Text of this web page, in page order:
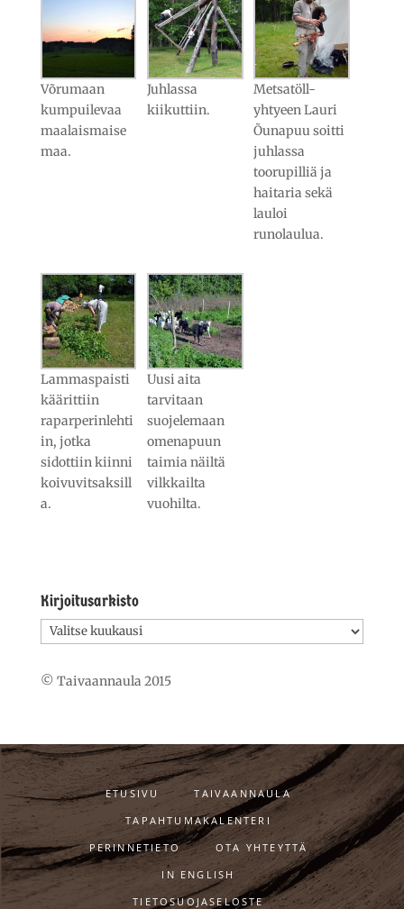
Võrumaan
kumpuilevaa
maalaismaise
maa.
Juhlassa
kiikuttiin.
Metsatöll-
yhtyeen Lauri
Õunapuu soitti
juhlassa
toorupilliä ja
haitaria sekä
lauloi
runolaulua.
Lammaspaisti
käärittiin
raparperinlehti
in, jotka
sidottiin kiinni
koivuvitsaksill
a.
Uusi aita
tarvitaan
suojelemaan
omenapuun
taimia näiltä
vilkkailta
vuohilta.
Kirjoitusarkisto
Kirjoitusarkisto
© Taivaannaula 2015
ETUSIVU
TAIVAANNAULA
TAPAHTUMAKALENTERI
PERINNETIETO
OTA YHTEYTTÄ
IN ENGLISH
TIETOSUOJASELOSTE